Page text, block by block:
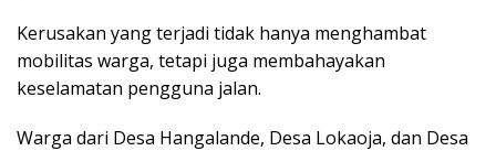
Kerusakan yang terjadi tidak hanya menghambat
mobilitas warga, tetapi juga membahayakan
keselamatan pengguna jalan.
Warga dari Desa Hangalande, Desa Lokaoja, dan Desa